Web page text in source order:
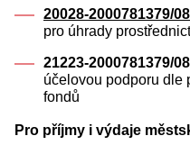
20028-2000781379/
pro úhrady
21223-2000781379/
účelovou podporu dle
fondů
Pro příjmy i výdaje